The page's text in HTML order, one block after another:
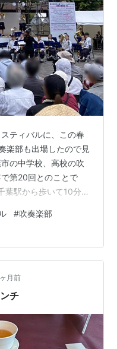
ティバルに、この春
楽部も出場したので見
の中学校、高校の吹
第20回とのことで
葉駅から歩いて10分程
奏です。 フルートの
ようなソロ争いのド
次の中学校は、コント
が厚そうですね。 ア
いですね。 ベースも
#吹奏楽部
月前
チ